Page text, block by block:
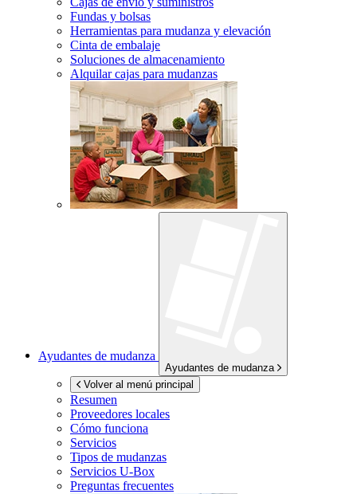
Fundas y bolsas
Herramientas para mudanza y elevación
Cinta de embalaje
Soluciones de almacenamiento
Alquilar cajas para mudanzas
Ayudantes de mudanza
Ayudantes de mudanza
Volver al menú principal
Resumen
Proveedores locales
Cómo funciona
Servicios
Tipos de mudanzas
Servicios U-Box
Preguntas frecuentes